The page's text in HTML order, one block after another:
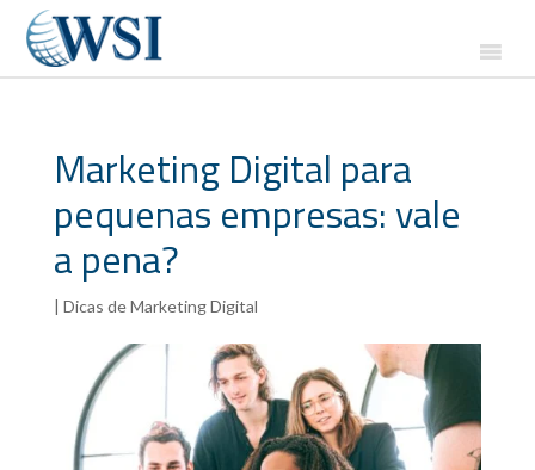
Marketing Digital para
pequenas empresas: vale
a pena?
| Dicas de Marketing Digital